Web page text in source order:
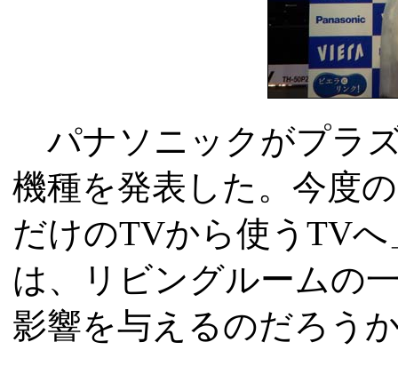
パナソニックがプラ
機種を発表した。今度
だけのTVから使うTV
は、リビングルームの
影響を与えるのだろう